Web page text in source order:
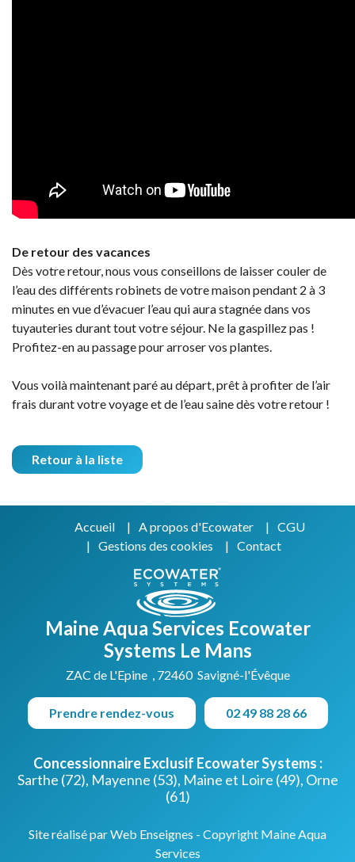
De retour des vacances
Dès votre retour, nous vous conseillons de laisser couler de
l’eau des différents robinets de votre maison pendant 2 à 3
minutes en vue d’évacuer l’eau qui aura stagnée dans vos
tuyauteries durant tout votre séjour. Ne la gaspillez pas !
Profitez-en au passage pour arroser vos plantes.
Vous voilà maintenant paré au départ, prêt à profiter de l’air
frais durant votre voyage et de l’eau saine dès votre retour !
Retour à la liste
Accueil A propos d'Ecowater
CGU
Gestions des cookies
Contact
Maine Aqua Services Ecowater
Systems Le Mans
ZAC de L'Epine , 72460 Savigné-l'Évêque
Prendre rendez-vous 02 49 88 28 66
Concessionnaire Exclusif Ecowater Systems :
Sarthe (72), Mayenne (53), Maine et Loire (49), Orne
(61)
Site réalisé par Web Enseignes - Copyright Maine Aqua
Services